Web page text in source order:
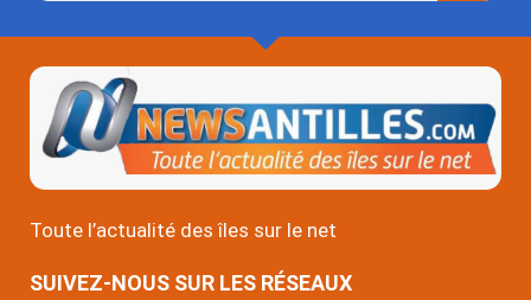
Toute l’actualité des îles sur le net
SUIVEZ-NOUS SUR LES RÉSEAUX